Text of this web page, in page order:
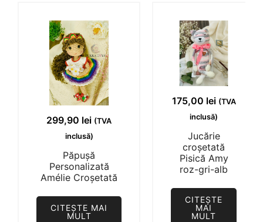
299,90 lei (TVA
inclusă)
Păpușă
Personalizată
Amélie Croșetată
CITEȘTE MAI
MULT
175,00 lei (TVA
inclusă)
Jucărie
croșetată
Pisică Amy
roz-gri-alb
CITEȘTE
MAI
MULT